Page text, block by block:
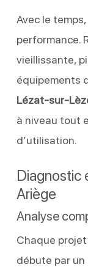
Avec le
performance.
vieillissante,
équipements
Lézat-sur-
à niveau tout
d’utilisation.
Diagnostic
Ariège
Analyse
Chaque
débute par